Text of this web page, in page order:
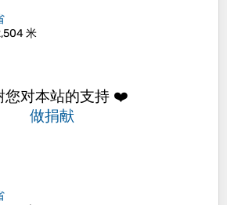
米
您对本站的支持 ❤️
做捐献